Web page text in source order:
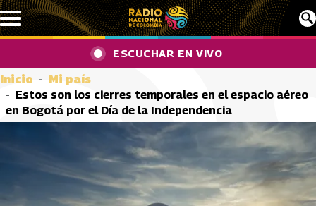
Pasar al contenido principal
ESCUCHAR EN VIVO
Inicio
Mi país
Estos son los cierres temporales en el espacio aéreo
en Bogotá por el Día de la Independencia